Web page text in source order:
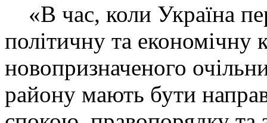
«В час, коли Україна
політичну та економічну
новопризначеного
району мають бути